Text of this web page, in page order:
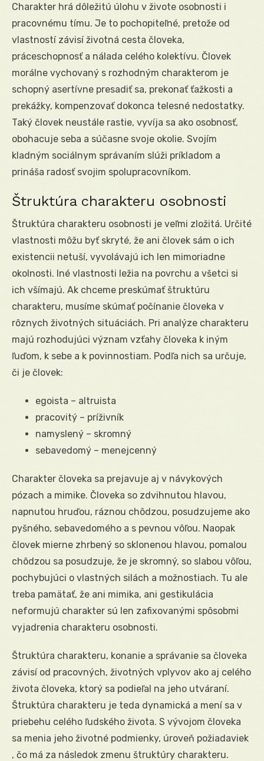
Charakter hrá dôležitú úlohu v živote osobnosti i
pracovnému tímu. Je to pochopiteľné, pretože od
vlastností závisí životná cesta človeka,
práceschopnosť a nálada celého kolektívu. Človek
morálne vychovaný s rozhodným charakterom je
schopný asertívne presadiť sa, prekonať ťažkosti a
prekážky, kompenzovať dokonca telesné nedostatky.
Taký človek neustále rastie, vyvíja sa ako osobnosť,
obohacuje seba a súčasne svoje okolie. Svojím
kladným sociálnym správaním slúži príkladom a
prináša radosť svojim spolupracovníkom.
Štruktúra charakteru osobnosti
Štruktúra charakteru osobnosti je veľmi zložitá. Určité
vlastnosti môžu byť skryté, že ani človek sám o ich
existencii netuší, vyvolávajú ich len mimoriadne
okolnosti. Iné vlastnosti ležia na povrchu a všetci si
ich všímajú. Ak chceme preskúmať štruktúru
charakteru, musíme skúmať počínanie človeka v
rôznych životných situáciách. Pri analýze charakteru
majú rozhodujúci význam vzťahy človeka k iným
ľuďom, k sebe a k povinnostiam. Podľa nich sa určuje,
či je človek:
egoista – altruista
pracovitý – príživník
namyslený – skromný
sebavedomý – menejcenný
Charakter človeka sa prejavuje aj v návykových
pózach a mimike. Človeka so zdvihnutou hlavou,
napnutou hruďou, ráznou chôdzou, posudzujeme ako
pyšného, sebavedomého a s pevnou vôľou. Naopak
človek mierne zhrbený so sklonenou hlavou, pomalou
chôdzou sa posudzuje, že je skromný, so slabou vôľou,
pochybujúci o vlastných silách a možnostiach. Tu ale
treba pamätať, že ani mimika, ani gestikulácia
neformujú charakter sú len zafixovanými spôsobmi
vyjadrenia charakteru osobnosti.
Štruktúra charakteru, konanie a správanie sa človeka
závisí od pracovných, životných vplyvov ako aj celého
života človeka, ktorý sa podieľal na jeho utváraní.
Štruktúra charakteru je teda dynamická a mení sa v
priebehu celého ľudského života. S vývojom človeka
sa menia jeho životné podmienky, úroveň požiadaviek
, čo má za následok zmenu štruktúry charakteru.